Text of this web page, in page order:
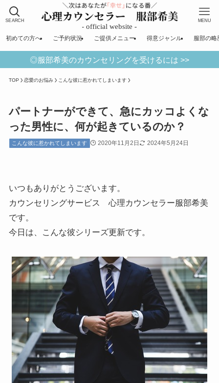
SEARCH MENU
初めての方へ ご予約状況 ご提供メニュー 得意ジャンル 服部の略
◎服部希美のカウンセリングを受けるには >>
TOP 恋愛のお悩み こんな彼に惹かれてしまいます
パートナーができて、急にカッコよくな
った男性に、何が起きているのか？
こんな彼に惹かれてしまいます 2020年11月2日 2024年5月24日
いつもありがとうございます。
カウンセリングサービス 心理カウンセラー服部希美
です。
今日は、こんな彼シリーズ更新です。